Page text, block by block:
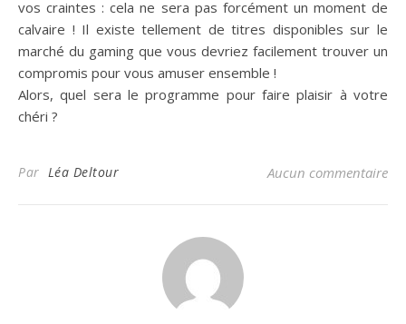
vos craintes : cela ne sera pas forcément un moment de
calvaire ! Il existe tellement de titres disponibles sur le
marché du gaming que vous devriez facilement trouver un
compromis pour vous amuser ensemble !
Alors, quel sera le programme pour faire plaisir à votre
chéri ?
Par Léa Deltour Aucun commentaire